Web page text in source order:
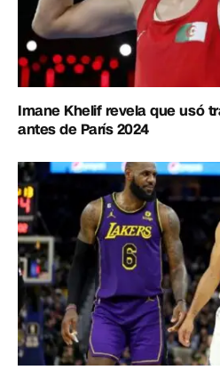
Imane Khelif revela que usó
antes de París 2024